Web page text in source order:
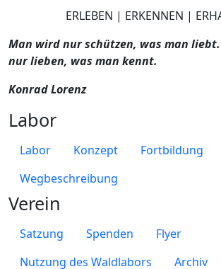
ERLEBEN | ERKENNEN |
Man wird nur schützen, was man
nur lieben, was man kennt.
Konrad Lorenz
Labor
Labor Konzept
Fortbildung
Wegbeschreibung
Verein
Satzung Spenden
Flyer
Nutzung des Waldlabors
Archiv